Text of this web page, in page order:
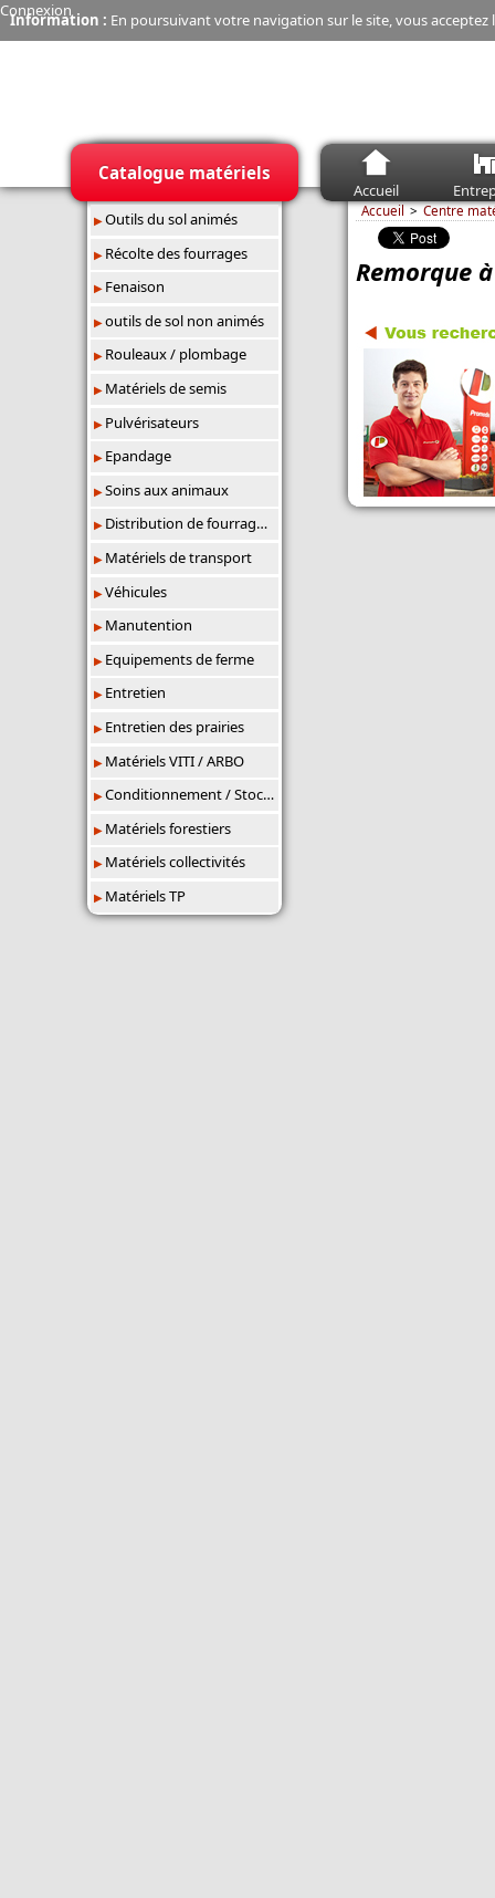
Information : En poursuivant votre navigation sur le site, vous
Connexion
Accueil
Catalogue matériels
Outils du sol animés
Récolte des fourrages
Fenaison
outils de sol non animés
Rouleaux / plombage
Matériels de semis
Pulvérisateurs
Epandage
Soins aux animaux
Distribution de fourrages/paillage
Matériels de transport
Véhicules
Manutention
Equipements de ferme
Entretien
Entretien des prairies
Matériels VITI / ARBO
Conditionnement / Stockage
Matériels forestiers
Matériels collectivités
Matériels TP
Accueil Centre
Remorque